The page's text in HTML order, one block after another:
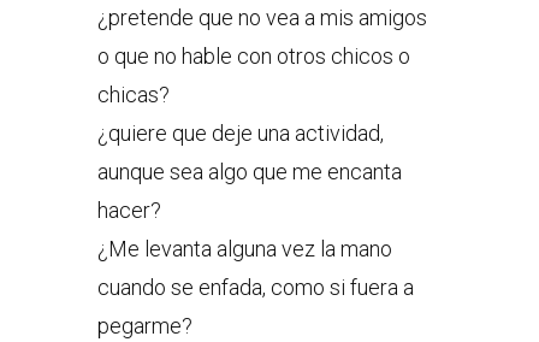
¿pretende que no vea a mis amigos
o que no hable con otros chicos o
chicas?
¿quiere que deje una actividad,
aunque sea algo que me encanta
hacer?
¿Me levanta alguna vez la mano
cuando se enfada, como si fuera a
pegarme?